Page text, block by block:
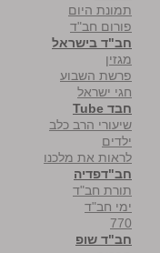
תמונת היום
פורום חב"ד
חב"ד בישראל
מגזין
פרשת השבוע
חגי ישראל
חבד Tube
שיעורי הרב כלב
ילדים
לראות את מלכנו
חב"דפדיה
תורת חב"ד
ימי חב"ד
770
חב"ד שופ